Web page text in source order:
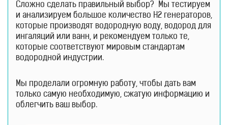
Сложно сделать правильный выбор? Мы тестируем
и анализируем большое количество H2 генераторов,
которые производят водородную воду, водород для
ингаляций или ванн, и рекомендуем только те,
которые соответствуют мировым стандартам
водородной индустрии.
Мы проделали огромную работу, чтобы дать вам
только самую необходимую, сжатую информацию и
облегчить ваш выбор.